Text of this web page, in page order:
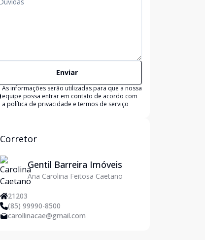
Enviar
As informações serão utilizadas para que a nossa
equipe possa entrar em contato de acordo com
a política de privacidade e termos de serviço
Corretor
Gentil Barreira Imóveis
Ana Carolina Feitosa Caetano
21203
(85) 99990-8500
carollinacae@gmail.com